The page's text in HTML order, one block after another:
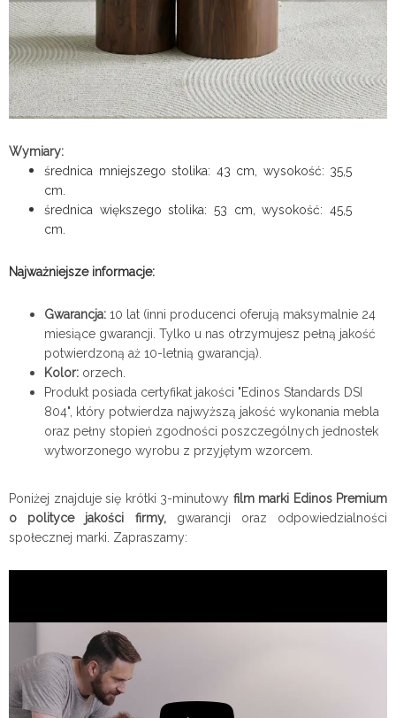
Wymiary:
średnica mniejszego stolika: 43 cm, wysokość: 35,5
cm.
średnica większego stolika: 53 cm, wysokość: 45,5
cm.
Najważniejsze informacje:
Gwarancja: 10 lat (inni producenci oferują maksymalnie 24
miesiące gwarancji. Tylko u nas otrzymujesz pełną jakość
potwierdzoną aż 10-letnią gwarancją).
Kolor: orzech.
Produkt posiada certyfikat jakości "Edinos Standards DSI
804", który potwierdza najwyższą jakość wykonania mebla
oraz pełny stopień zgodności poszczególnych jednostek
wytworzonego wyrobu z przyjętym wzorcem.
Poniżej znajduje się krótki 3-minutowy film marki Edinos Premium
o polityce jakości firmy, gwarancji oraz odpowiedzialności
społecznej marki. Zapraszamy: